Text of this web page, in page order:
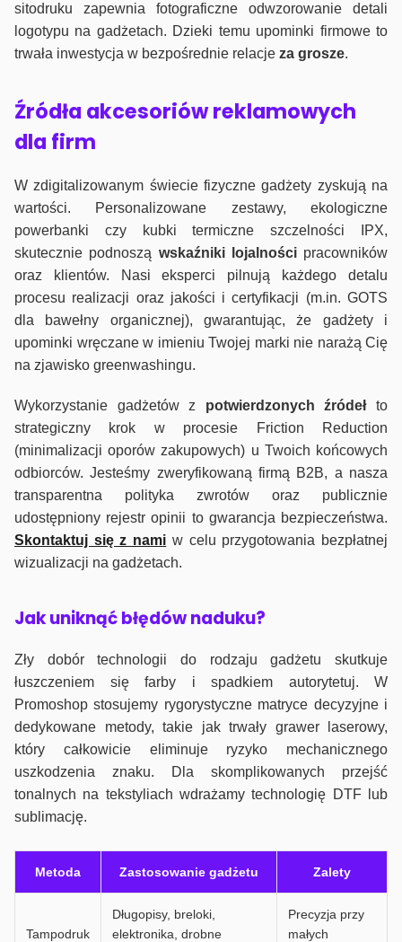
sitodruku zapewnia fotograficzne odwzorowanie detali
logotypu na gadżetach. Dzieki temu upominki firmowe to
trwała inwestycja w bezpośrednie relacje za grosze.
Źródła akcesoriów reklamowych
dla firm
W zdigitalizowanym świecie fizyczne gadżety zyskują na
wartości. Personalizowane zestawy, ekologiczne
powerbanki czy kubki termiczne szczelności IPX,
skutecznie podnoszą wskaźniki lojalnościpracowników
oraz klientów. Nasi eksperci pilnują każdego detalu
procesu realizacji oraz jakości i certyfikacji (m.in. GOTS
dla bawełny organicznej), gwarantując, że gadżety i
upominki wręczane w imieniu Twojej marki nie narażą Cię
na zjawisko greenwashingu.
Wykorzystanie gadżetów z potwierdzonych źródełto
strategiczny krok w procesie Friction Reduction
(minimalizacji oporów zakupowych) u Twoich końcowych
odbiorców. Jesteśmy zweryfikowaną firmą B2B, a nasza
transparentna polityka zwrotów oraz publicznie
udostępniony rejestr opinii to gwarancja bezpieczeństwa.
Skontaktuj się z nami w celu przygotowania bezpłatnej
wizualizacji na gadżetach.
Jak uniknąć błędów naduku?
Zły dobór technologii do rodzaju gadżetu skutkuje
łuszczeniem się farby i spadkiem autorytetuj. W
Promoshop stosujemy rygorystyczne matryce decyzyjne i
dedykowane metody, takie jak trwały grawer laserowy,
który całkowicie eliminuje ryzyko mechanicznego
uszkodzenia znaku. Dla skomplikowanych przejść
tonalnych na tekstyliach wdrażamy technologię DTF lub
sublimację.
Metoda Zastosowanie gadżetu Zalety
Tampodruk
Długopisy, breloki,
elektronika, drobne
Precyzja przy
małych